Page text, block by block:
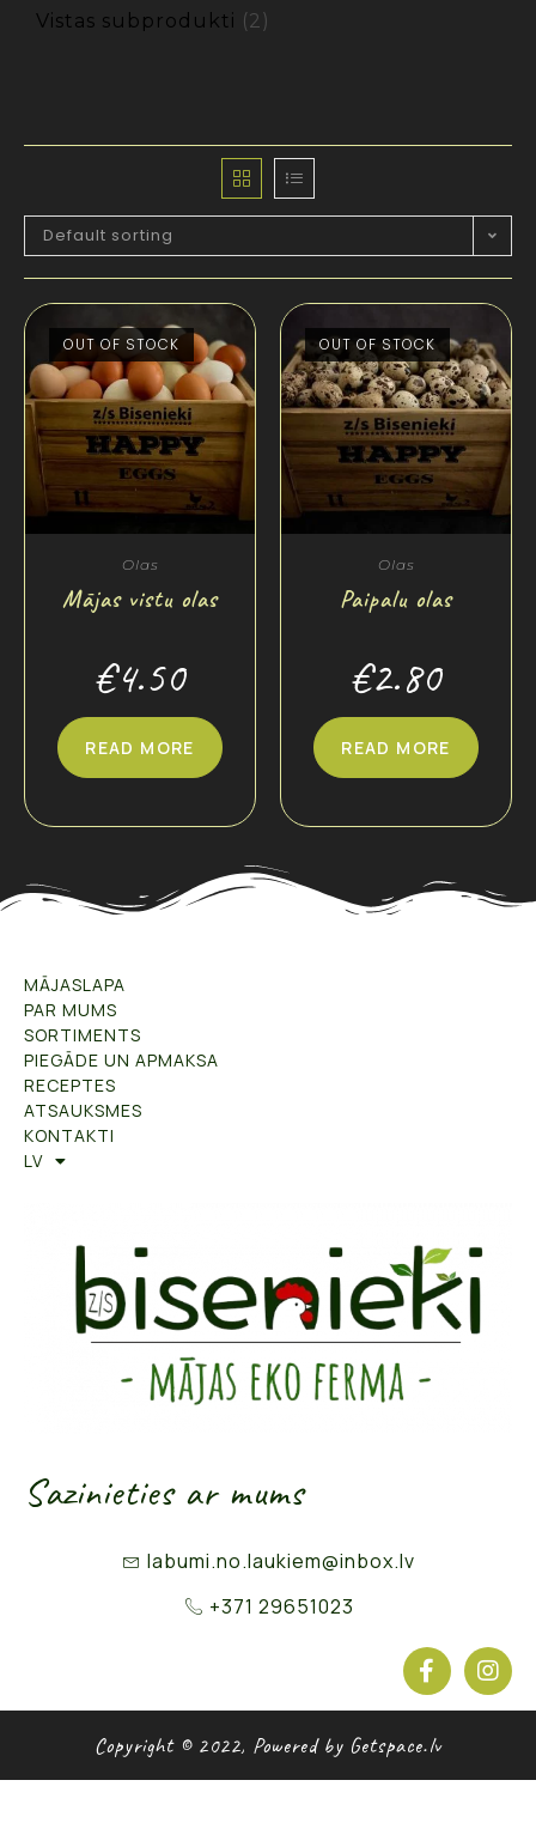
Vistas subprodukti
2
Default sorting
OUT OF STOCK
Olas
Mājas vistu olas
€4.50
READ MORE
OUT OF STOCK
Olas
Paipalu olas
€2.80
READ MORE
MĀJASLAPA
PAR MUMS
SORTIMENTS
PIEGĀDE UN APMAKSA
RECEPTES
ATSAUKSMES
KONTAKTI
LV
Sazinieties ar mums
labumi.no.laukiem@inbox.lv
+371 29651023
Copyright © 2022, Powered by Getspace.lv